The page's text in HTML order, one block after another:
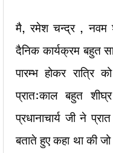
मै, रमेश चन्द्र , नवम
दैनिक कार्यक्रम बहुत
पारम्भ होकर
प्रात:काल बहुत
प्रधानाचार्य जी ने
बताते हुए कहा था की